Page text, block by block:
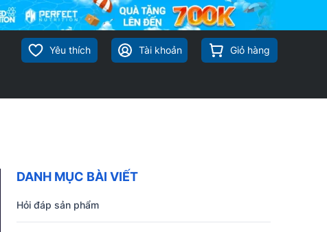
Yêu thích Tài khoản Giỏ hàng
DANH MỤC BÀI VIẾT
Hỏi đáp sản phẩm